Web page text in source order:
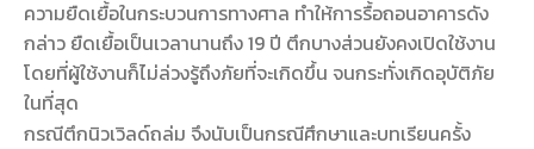
ความยืดเยื้อในกระบวนการทางศาล ทำให้การรื้อถอนอาคารดัง
กล่าว ยืดเยื้อเป็นเวลานานถึง 19 ปี ตึกบางส่วนยังคงเปิดใช้งาน
โดยที่ผู้ใช้งานก็ไม่ล่วงรู้ถึงภัยที่จะเกิดขึ้น จนกระทั่งเกิดอุบัติภัย
ในที่สุด
กรณีตึกนิวเวิลด์ถล่ม จึงนับเป็นกรณีศึกษาและบทเรียนครั้ง